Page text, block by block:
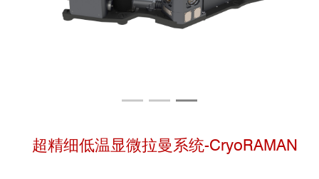
超精细低温显微拉曼系统-CryoRAMAN